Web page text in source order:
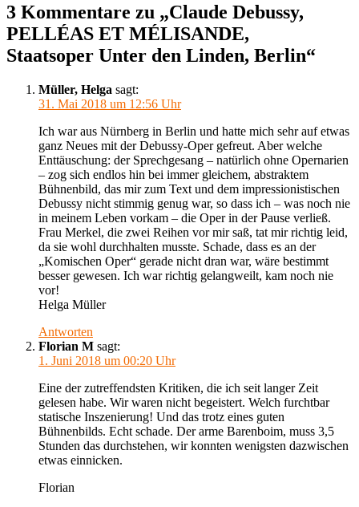
3 Kommentare zu „Claude Debussy,
PELLÉAS ET MÉLISANDE,
Staatsoper Unter den Linden, Berlin“
Müller, Helga sagt:
31. Mai 2018 um 12:56 Uhr
Ich war aus Nürnberg in Berlin und hatte mich sehr auf etwas
ganz Neues mit der Debussy-Oper gefreut. Aber welche
Enttäuschung: der Sprechgesang – natürlich ohne Opernarien
– zog sich endlos hin bei immer gleichem, abstraktem
Bühnenbild, das mir zum Text und dem impressionistischen
Debussy nicht stimmig genug war, so dass ich – was noch nie
in meinem Leben vorkam – die Oper in der Pause verließ.
Frau Merkel, die zwei Reihen vor mir saß, tat mir richtig leid,
da sie wohl durchhalten musste. Schade, dass es an der
„Komischen Oper“ gerade nicht dran war, wäre bestimmt
besser gewesen. Ich war richtig gelangweilt, kam noch nie
vor!
Helga Müller
Antworten
Florian M sagt:
1. Juni 2018 um 00:20 Uhr
Eine der zutreffendsten Kritiken, die ich seit langer Zeit
gelesen habe. Wir waren nicht begeistert. Welch furchtbar
statische Inszenierung! Und das trotz eines guten
Bühnenbilds. Echt schade. Der arme Barenboim, muss 3,5
Stunden das durchstehen, wir konnten wenigsten dazwischen
etwas einnicken.
Florian